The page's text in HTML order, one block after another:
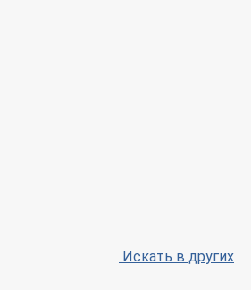
Искать в других